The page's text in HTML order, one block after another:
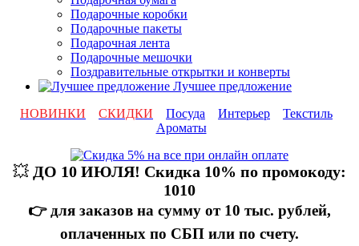
Подарочные коробки
Подарочные пакеты
Подарочная лента
Подарочные мешочки
Поздравительные открытки и конверты
Лучшее предложение
НОВИНКИ
СКИДКИ Посуда Интерьер
Текстиль
Ароматы
💥 ДО 10 ИЮЛЯ! Скидка 10% по промокоду:
1010
👉 для заказов на сумму от 10 тыс. рублей,
оплаченных по СБП или по счету.